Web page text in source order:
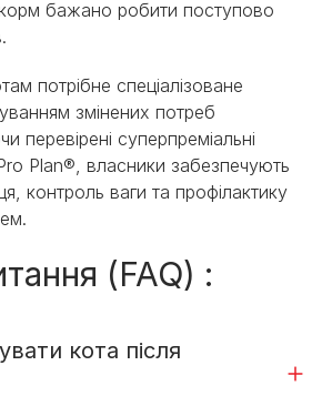
бажано робити поступово
потрібне спеціалізоване
змінених потреб
перевірені суперпреміальні
Plan®, власники забезпечують
контроль ваги та профілактику
(FAQ) :
кота після